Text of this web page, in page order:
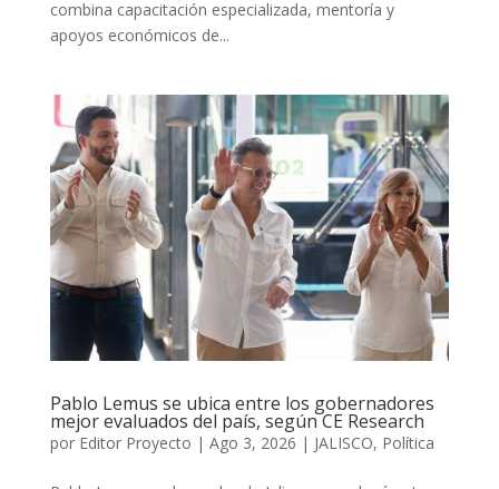
combina capacitación especializada, mentoría y
apoyos económicos de...
Pablo Lemus se ubica entre los gobernadores
mejor evaluados del país, según CE Research
por Editor Proyecto | Ago 3, 2026 | JALISCO, Política